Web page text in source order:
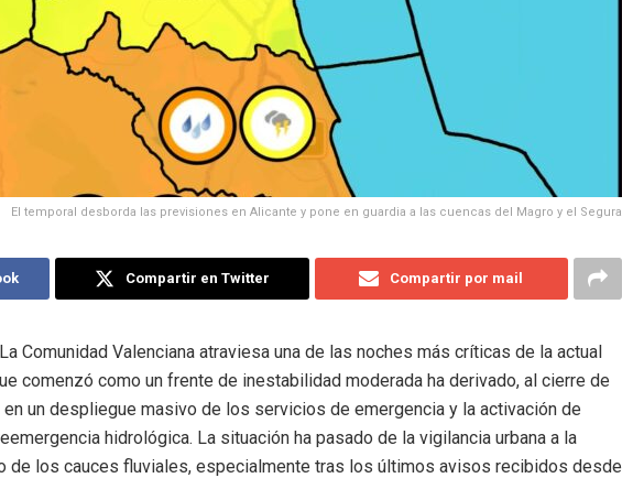
El temporal desborda las previsiones en Alicante y pone en guardia a las cuencas del Magro y el Segura
Compartir en Twitter Compartir por mail
La Comunidad Valenciana atraviesa una de las noches más críticas de la actual
comenzó como un frente de inestabilidad moderada ha derivado, al cierre de
un despliegue masivo de los servicios de emergencia y la activación de
hidrológica. La situación ha pasado de la vigilancia urbana a la
de los cauces fluviales, especialmente tras los últimos avisos recibidos desde